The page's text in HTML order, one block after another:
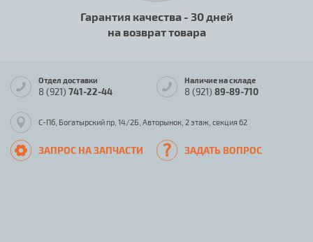
Гарантия качества - 30 дней
на возврат товара
Отдел доставки
8 (921) 741-22-44
Наличие на складе
8 (921) 89-89-710
С-Пб, Богатырский пр, 14/2Б, Авторынок, 2 этаж, секция 62
ЗАПРОС НА ЗАПЧАСТИ ЗАДАТЬ ВОПРОС